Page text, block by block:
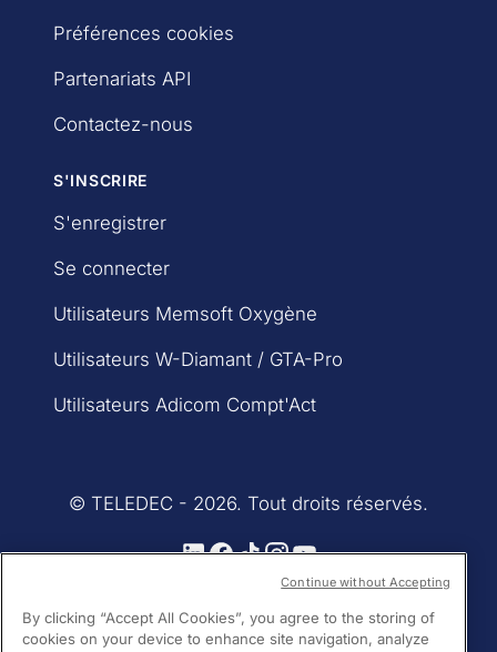
S'INSCRIRE
S'enregistrer
Se connecter
Utilisateurs Memsoft Oxygène
Utilisateurs W-Diamant / GTA-Pro
Utilisateurs Adicom Compt'Act
Préférences cookies
Partenariats API
Contactez-nous
© TELEDEC - 2026. Tout droits réservés.
By clicking “Accept All Cookies”, you agree to the storing of
cookies on your device to enhance site navigation, analyze
Continue without Accepting